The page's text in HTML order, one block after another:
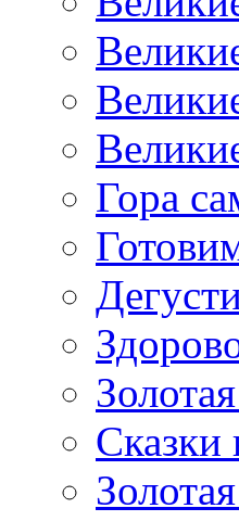
Гора
Сказки